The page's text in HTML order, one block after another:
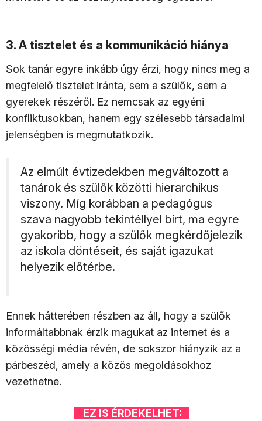
3. A tisztelet és a kommunikáció hiánya
Sok tanár egyre inkább úgy érzi, hogy nincs meg a
megfelelő tisztelet iránta, sem a szülők, sem a
gyerekek részéről. Ez nemcsak az egyéni
konfliktusokban, hanem egy szélesebb társadalmi
jelenségben is megmutatkozik.
Az elmúlt évtizedekben megváltozott a
tanárok és szülők közötti hierarchikus
viszony. Míg korábban a pedagógus
szava nagyobb tekintéllyel bírt, ma egyre
gyakoribb, hogy a szülők megkérdőjelezik
az iskola döntéseit, és saját igazukat
helyezik előtérbe.
Ennek hátterében részben az áll, hogy a szülők
informáltabbnak érzik magukat az internet és a
közösségi média révén, de sokszor hiányzik az a
párbeszéd, amely a közös megoldásokhoz
vezethetne.
EZ IS ÉRDEKELHET: